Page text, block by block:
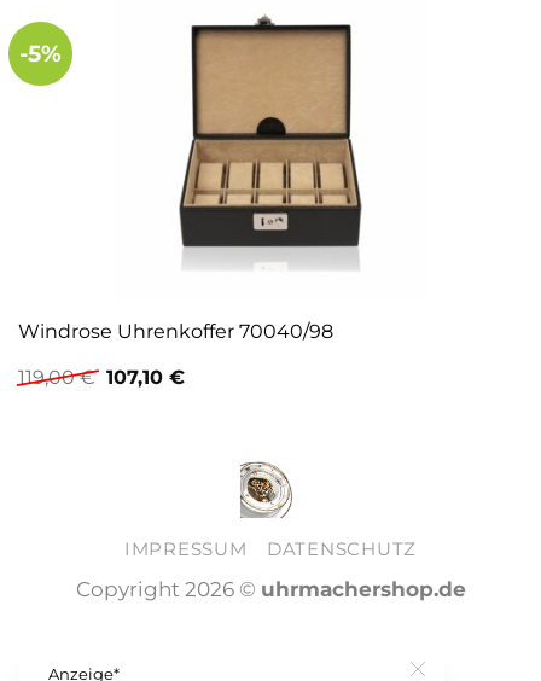
-5%
Windrose Uhrenkoffer 70040/98
119,00€ Ursprünglicher
Preis
107,10 €Aktueller
IMPRESSUM DATENSCHUTZ
Copyright 2026 © uhrmachershop.de
Anzeige*